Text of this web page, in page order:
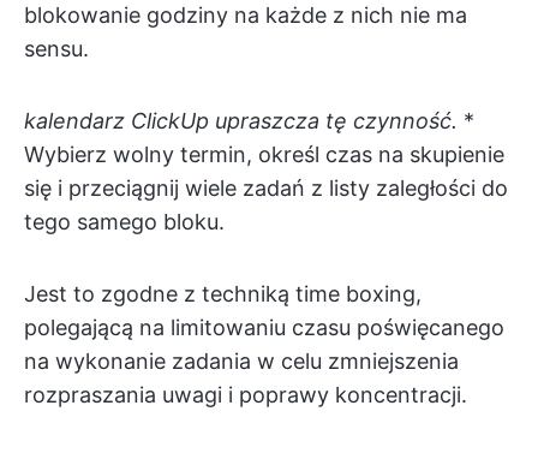
blokowanie godziny na każde z nich nie ma
sensu.
kalendarz ClickUp upraszcza tę czynność. *
Wybierz wolny termin, określ czas na skupienie
się i przeciągnij wiele zadań z listy zaległości do
tego samego bloku.
Jest to zgodne z techniką time boxing,
polegającą na limitowaniu czasu poświęcanego
na wykonanie zadania w celu zmniejszenia
rozpraszania uwagi i poprawy koncentracji.